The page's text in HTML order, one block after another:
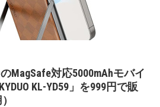
のMagSafe対応5000mAhモバイ
KL-YD59」を999円で販